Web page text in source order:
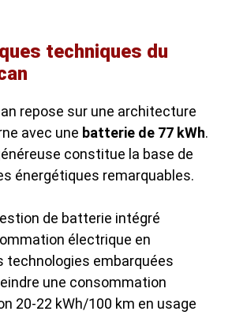
techniques du
repose sur une architecture
avec une batterie de 77 kWh.
constitue la base de
énergétiques remarquables.
de batterie intégré
électrique en
technologies embarquées
une consommation
20-22 kWh/100 km en usage